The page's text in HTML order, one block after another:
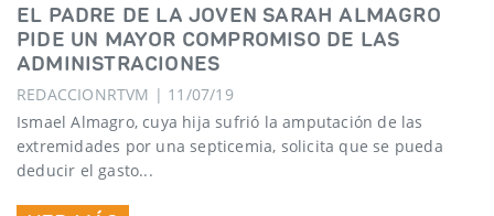
EL PADRE DE LA JOVEN SARAH ALMAGRO
PIDE UN MAYOR COMPROMISO DE LAS
ADMINISTRACIONES
REDACCIONRTVM | 11/07/19
Ismael Almagro, cuya hija sufrió la amputación de las
extremidades por una septicemia, solicita que se pueda
deducir el gasto...